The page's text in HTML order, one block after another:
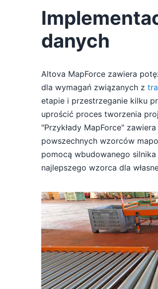
danych
Altova MapForce zawiera
dla wymagań związanych z
etapie i przestrzeganie kilku
uprościć proces tworzenia
"Przykłady MapForce"
powszechnych wzorców
pomocą wbudowanego
najlepszego wzorca dla